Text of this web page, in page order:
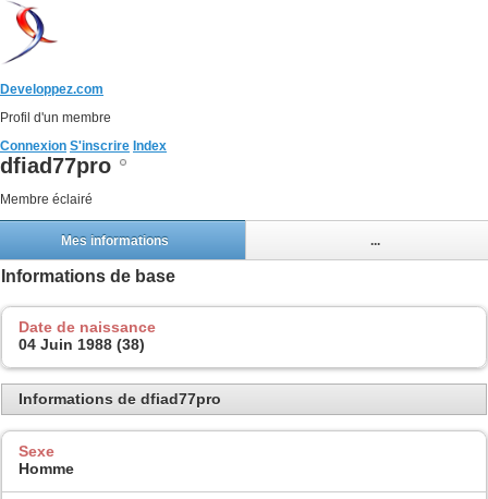
Developpez.com
Profil d'un membre
Connexion S'inscrire Index
dfiad77pro
Membre éclairé
Mes informations ...
Informations de base
Date de naissance
04 Juin 1988 (38)
Informations de dfiad77pro
Sexe
Homme